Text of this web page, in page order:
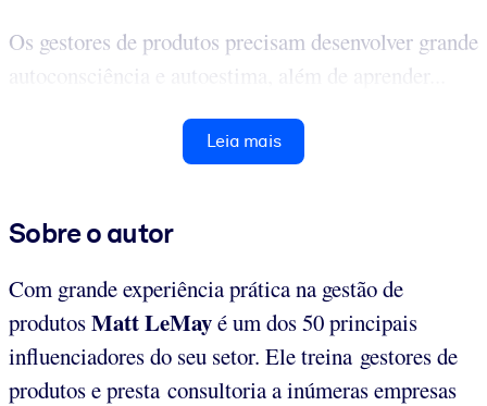
Os gestores de produtos precisam desenvolver grande
autoconsciência e autoestima, além de aprender...
Leia mais
Sobre o autor
Com grande experiência prática na gestão de
produtosMatt LeMayé um dos 50 principais
influenciadores do seu setor. Ele treina gestores de
produtos e presta consultoria a inúmeras empresas